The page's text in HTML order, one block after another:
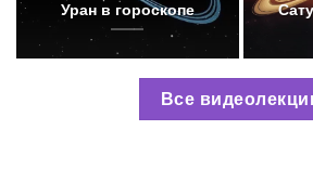
Уран в гороскопе
Все